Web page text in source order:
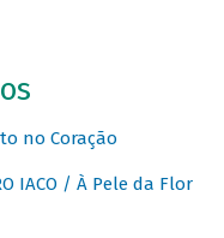
no Coração
IACO / À Pele da Flor